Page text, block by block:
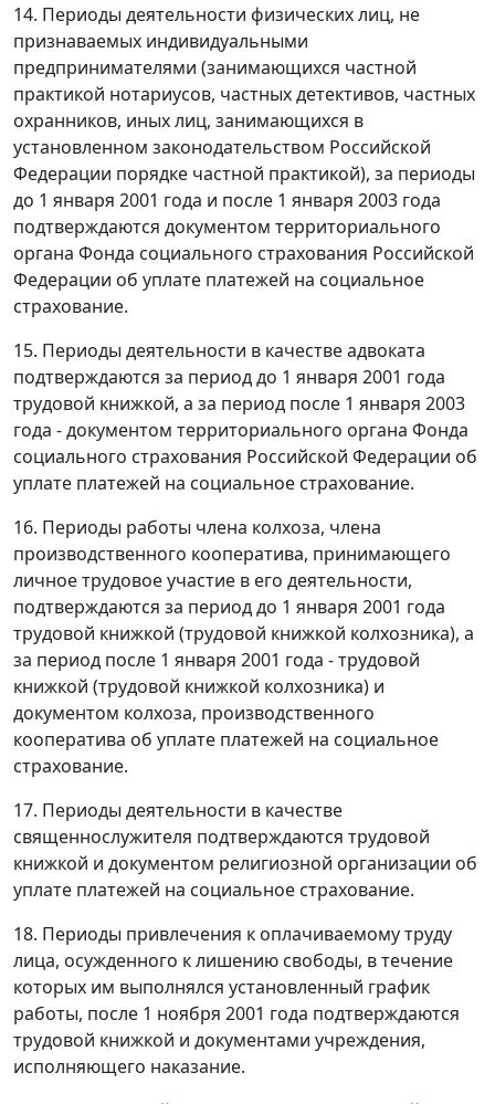
14. Периоды деятельности физических лиц, не
признаваемых индивидуальными
предпринимателями (занимающихся частной
практикой нотариусов, частных детективов, частных
охранников, иных лиц, занимающихся в
установленном законодательством Российской
Федерации порядке частной практикой), за периоды
до 1 января 2001 года и после 1 января 2003 года
подтверждаются документом территориального
органа Фонда социального страхования Российской
Федерации об уплате платежей на социальное
страхование.
15. Периоды деятельности в качестве адвоката
подтверждаются за период до 1 января 2001 года
трудовой книжкой, а за период после 1 января 2003
года - документом территориального органа Фонда
социального страхования Российской Федерации об
уплате платежей на социальное страхование.
16. Периоды работы члена колхоза, члена
производственного кооператива, принимающего
личное трудовое участие в его деятельности,
подтверждаются за период до 1 января 2001 года
трудовой книжкой (трудовой книжкой колхозника), а
за период после 1 января 2001 года - трудовой
книжкой (трудовой книжкой колхозника) и
документом колхоза, производственного
кооператива об уплате платежей на социальное
страхование.
17. Периоды деятельности в качестве
священнослужителя подтверждаются трудовой
книжкой и документом религиозной организации об
уплате платежей на социальное страхование.
18. Периоды привлечения к оплачиваемому труду
лица, осужденного к лишению свободы, в течение
которых им выполнялся установленный график
работы, после 1 ноября 2001 года подтверждаются
трудовой книжкой и документами учреждения,
исполняющего наказание.